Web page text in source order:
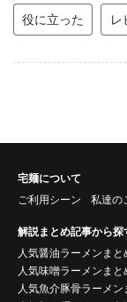
役に立った レ
宅麺について
ご利用シーン
私達の
解説まとめ記事から探
人気醤油ラーメンまと
人気味噌ラーメンまと
人気魚介豚骨ラーメン